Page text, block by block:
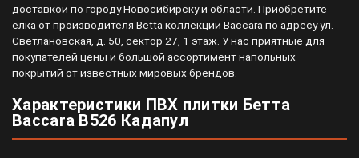
доставкой по городу Новосибирску и области. Приобретите
елка от производителя Betta коллекции Baccara по адресу ул.
Светлановская, д. 50, сектор 27, 1 этаж. У нас приятные для
покупателей цены и большой ассортимент напольных
покрытий от известных мировых брендов.
Характеристики ПВХ плитки Бетта
Baccara B526 Кадапул